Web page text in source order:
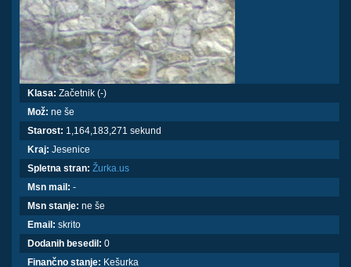
Klasa: Začetnik (-)
Mož: ne še
Starost: 1,164,183,271 sekund
Kraj: Jesenice
Spletna stran: Žurka.us
Msn mail: -
Msn stanje: ne še
Email: skrito
Dodanih besedil: 0
Finančno stanje: Kešurka